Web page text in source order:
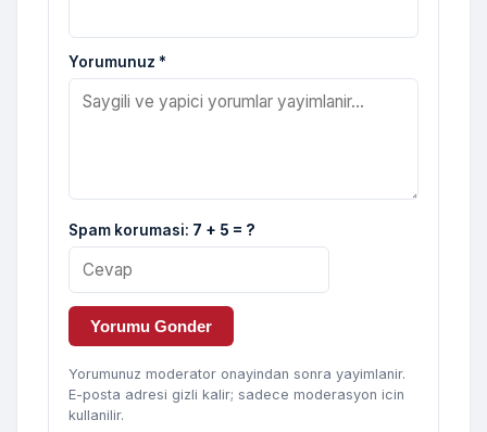
Yorumunuz *
Spam korumasi: 7 + 5 = ?
Yorumu Gonder
Yorumunuz moderator onayindan sonra yayimlanir.
E-posta adresi gizli kalir; sadece moderasyon icin
kullanilir.